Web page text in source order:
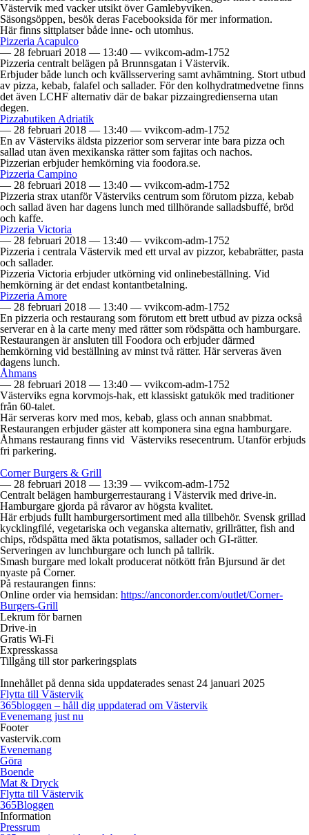
Västervik med vacker utsikt över Gamlebyviken.
Säsongsöppen, besök deras Facebooksida för mer information.
Här finns sittplatser både inne- och utomhus.
Pizzeria Acapulco
— 28 februari 2018 — 13:40 — vvikcom-adm-1752
Pizzeria centralt belägen på Brunnsgatan i Västervik.
Erbjuder både lunch och kvällsservering samt avhämtning. Stort utbud
av pizza, kebab, falafel och sallader. För den kolhydratmedvetne finns
det även LCHF alternativ där de bakar pizzaingredienserna utan
degen.
Pizzabutiken Adriatik
— 28 februari 2018 — 13:40 — vvikcom-adm-1752
En av Västerviks äldsta pizzerior som serverar inte bara pizza och
sallad utan även mexikanska rätter som fajitas och nachos.
Pizzerian erbjuder hemkörning via foodora.se.
Pizzeria Campino
— 28 februari 2018 — 13:40 — vvikcom-adm-1752
Pizzeria strax utanför Västerviks centrum som förutom pizza, kebab
och sallad även har dagens lunch med tillhörande salladsbuffé, bröd
och kaffe.
Pizzeria Victoria
— 28 februari 2018 — 13:40 — vvikcom-adm-1752
Pizzeria i centrala Västervik med ett urval av pizzor, kebabrätter, pasta
och sallader.
Pizzeria Victoria erbjuder utkörning vid onlinebeställning. Vid
hemkörning är det endast kontantbetalning.
Pizzeria Amore
— 28 februari 2018 — 13:40 — vvikcom-adm-1752
En pizzeria och restaurang som förutom ett brett utbud av pizza också
serverar en à la carte meny med rätter som rödspätta och hamburgare.
Restaurangen är ansluten till Foodora och erbjuder därmed
hemkörning vid beställning av minst två rätter. Här serveras även
dagens lunch.
Åhmans
— 28 februari 2018 — 13:40 — vvikcom-adm-1752
Västerviks egna korvmojs-hak, ett klassiskt gatukök med traditioner
från 60-talet.
Här serveras korv med mos, kebab, glass och annan snabbmat.
Restaurangen erbjuder gäster att komponera sina egna hamburgare.
Åhmans restaurang finns vid Västerviks resecentrum. Utanför erbjuds
fri parkering.
Corner Burgers & Grill
— 28 februari 2018 — 13:39 — vvikcom-adm-1752
Centralt belägen hamburgerrestaurang i Västervik med drive-in.
Hamburgare gjorda på råvaror av högsta kvalitet.
Här erbjuds fullt hamburgersortiment med alla tillbehör. Svensk grillad
kycklingfilé, vegetariska och veganska alternativ, grillrätter, fish and
chips, rödspätta med äkta potatismos, sallader och GI-rätter.
Serveringen av lunchburgare och lunch på tallrik.
Smash burgare med lokalt producerat nötkött från Bjursund är det
nyaste på Corner.
På restaurangen finns:
Online order via hemsidan: https://anconorder.com/outlet/Corner-
Burgers-Grill
Lekrum för barnen
Drive-in
Gratis Wi-Fi
Expresskassa
Tillgång till stor parkeringsplats
Innehållet på denna sida uppdaterades senast 24 januari 2025
Flytta till Västervik
365bloggen – håll dig uppdaterad om Västervik
Evenemang just nu
Footer
vastervik.com
Evenemang
Göra
Boende
Mat & Dryck
Flytta till Västervik
365Bloggen
Information
Pressrum